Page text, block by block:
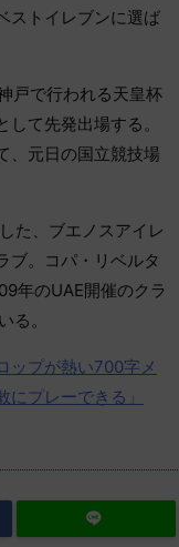
ストイレブンに選ば
戸で行われる天皇杯
て先発出場する。
、元日の国立競技場
た、ブエノスアイレ
ブ。コパ・リベルタ
年のUAE開催のクラ
る。
ップが熱い700字メ
プレーできる」